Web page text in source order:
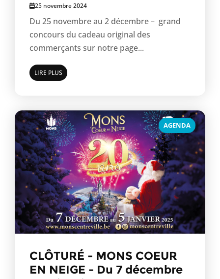
25 novembre 2024
Du 25 novembre au 2 décembre – grand
concours du cadeau original des
commerçants sur notre page...
LIRE PLUS
AGENDA
CLÔTURÉ - MONS COEUR
EN NEIGE - Du 7 décembre